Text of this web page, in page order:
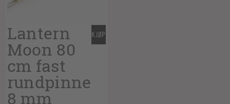
Lantern
Moon 80
cm fast
rundpinne
8 mm
KJØP